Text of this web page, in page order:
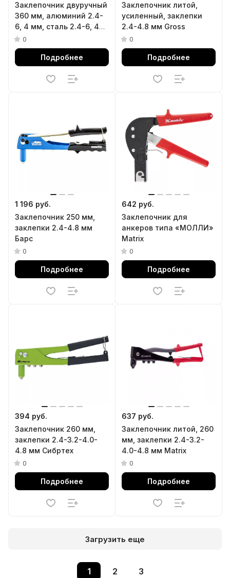
Заклепочник двуручный
360 мм, алюминий 2.4-
6, 4 мм, сталь 2.4-6, 4
мм Барс
0
Подробнее
Заклепочник литой,
усиленный, заклепки
2.4-4.8 мм Gross
0
Подробнее
1 196 руб.
Заклепочник 250 мм,
заклепки 2.4-4.8 мм
Барс
0
Подробнее
642 руб.
Заклепочник для
анкеров типа «МОЛЛИ»
Matrix
0
Подробнее
394 руб.
Заклепочник 260 мм,
заклепки 2.4-3.2-4.0-
4.8 мм Сибртех
0
Подробнее
637 руб.
Заклепочник литой, 260
мм, заклепки 2.4-3.2-
4.0-4.8 мм Matrix
0
Подробнее
Загрузить еще
1 2 3